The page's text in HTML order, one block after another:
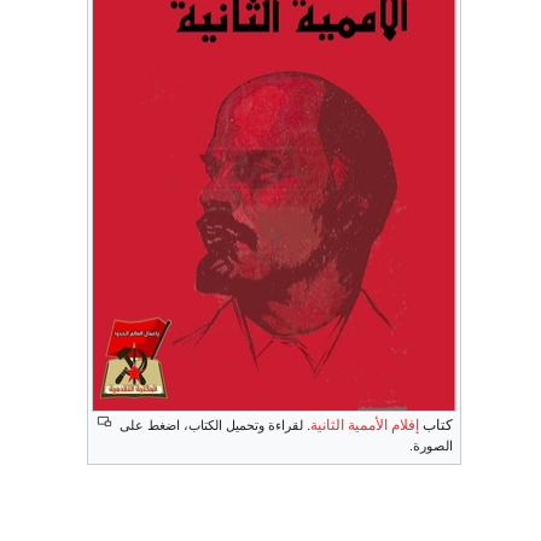
كتاب إفلام الأممية الثانية. لقراءة وتحميل الكتاب، اضغط على
الصورة.